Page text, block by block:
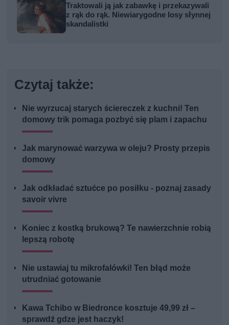
Traktowali ją jak zabawkę i przekazywali
z rąk do rąk. Niewiarygodne losy słynnej
skandalistki
Czytaj także:
Nie wyrzucaj starych ściereczek z kuchni! Ten
domowy trik pomaga pozbyć się plam i zapachu
Jak marynować warzywa w oleju? Prosty przepis
domowy
Jak odkładać sztućce po posiłku - poznaj zasady
savoir vivre
Koniec z kostką brukową? Te nawierzchnie robią
lepszą robotę
Nie ustawiaj tu mikrofalówki! Ten błąd może
utrudniać gotowanie
Kawa Tchibo w Biedronce kosztuje 49,99 zł –
sprawdź gdze jest haczyk!